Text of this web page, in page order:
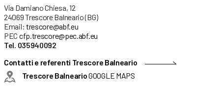
Via Damiano Chiesa, 12
24069 Trescore Balneario (BG)
Email: trescore@abf.eu
PEC cfp.trescore@pec.abf.eu
Tel. 035940092
Contatti e referenti Trescore Balneario
Trescore BalnearioGOOGLE MAPS